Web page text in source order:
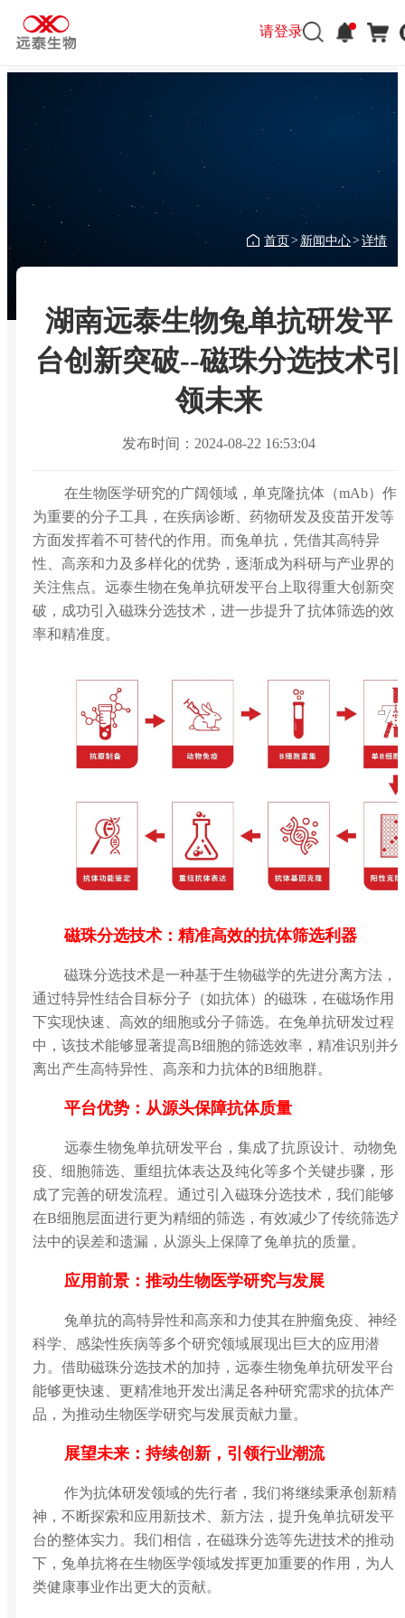
请登录
首页> 新闻中心>详情
湖南远泰生物兔单抗研发平
台创新突破--磁珠分选技术引
领未来
发布时间：2024-08-22 16:53:04
在生物医学研究的广阔领域，单克隆抗体（mAb）作
为重要的分子工具，在疾病诊断、药物研发及疫苗开发等
方面发挥着不可替代的作用。而兔单抗，凭借其高特异
性、高亲和力及多样化的优势，逐渐成为科研与产业界的
关注焦点。远泰生物在兔单抗研发平台上取得重大创新突
破，成功引入磁珠分选技术，进一步提升了抗体筛选的效
率和精准度。
磁珠分选技术：精准高效的抗体筛选利器
磁珠分选技术是一种基于生物磁学的先进分离方法，
通过特异性结合目标分子（如抗体）的磁珠，在磁场作用
下实现快速、高效的细胞或分子筛选。在兔单抗研发过程
中，该技术能够显著提高B细胞的筛选效率，精准识别并分
离出产生高特异性、高亲和力抗体的B细胞群。
平台优势：从源头保障抗体质量
远泰生物兔单抗研发平台，集成了抗原设计、动物免
疫、细胞筛选、重组抗体表达及纯化等多个关键步骤，形
成了完善的研发流程。通过引入磁珠分选技术，我们能够
在B细胞层面进行更为精细的筛选，有效减少了传统筛选方
法中的误差和遗漏，从源头上保障了兔单抗的质量。
应用前景：推动生物医学研究与发展
兔单抗的高特异性和高亲和力使其在肿瘤免疫、神经
科学、感染性疾病等多个研究领域展现出巨大的应用潜
力。借助磁珠分选技术的加持，远泰生物兔单抗研发平台
能够更快速、更精准地开发出满足各种研究需求的抗体产
品，为推动生物医学研究与发展贡献力量。
展望未来：持续创新，引领行业潮流
作为抗体研发领域的先行者，我们将继续秉承创新精
神，不断探索和应用新技术、新方法，提升兔单抗研发平
台的整体实力。我们相信，在磁珠分选等先进技术的推动
下，兔单抗将在生物医学领域发挥更加重要的作用，为人
类健康事业作出更大的贡献。